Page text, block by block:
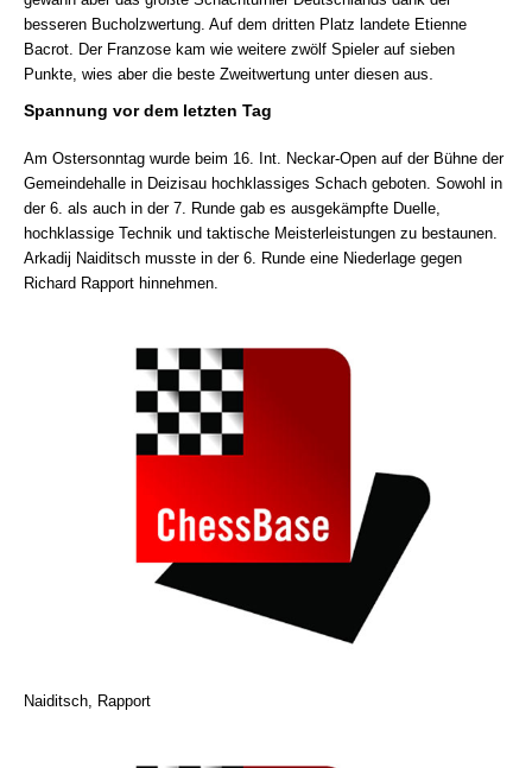
besseren Bucholzwertung. Auf dem dritten Platz landete Etienne
Bacrot. Der Franzose kam wie weitere zwölf Spieler auf sieben
Punkte, wies aber die beste Zweitwertung unter diesen aus
Spannung vor dem letzten Tag
Am Ostersonntag wurde beim 16. Int. Neckar-Open auf der Bühne der
Gemeindehalle in Deizisau hochklassiges Schach geboten. Sowohl in
der 6. als auch in der 7. Runde gab es ausgekämpfte Duelle,
hochklassige Technik und taktische Meisterleistungen zu bestaunen.
Arkadij Naiditsch musste in der 6. Runde eine Niederlage gegen
Richard Rapport hinnehmen.
Naiditsch, Rapport